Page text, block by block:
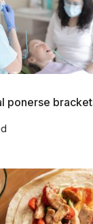
ponerse